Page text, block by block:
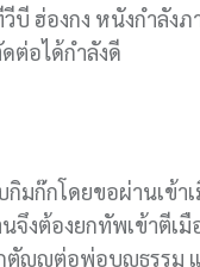
บี ฮ่องกง หนังกำลัง
ต่อได้กำลังดี
ก๊กโดยขอผ่านเข้า
จึงต้องยกทัพเข้าตีเ
ตัญญูต่อพ่อบุญธรรม